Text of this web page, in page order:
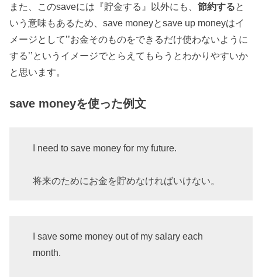
また、このsaveには『貯金する』以外にも、節約すると
いう意味もあるため、save moneyとsave up moneyはイ
メージとして’’お金そのものをできるだけ使わないように
する’’というイメージでとらえてもらうとわかりやすいか
と思います。
save moneyを使った例文
I need to save money for my future.
将来のためにお金を貯めなければいけない。
I save some money out of my salary each
month.